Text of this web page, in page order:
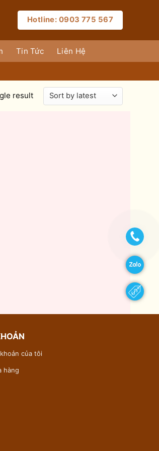
Hotline: 0903 775 567
Tin Tức Liên Hệ
result
của tôi
hàng